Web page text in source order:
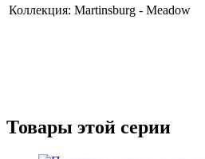
Коллекция: Martinsburg - Meadow
Товары этой серии